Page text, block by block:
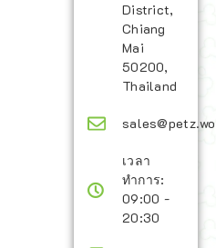
District,
Chiang
Mai
50200,
Thailand
เวลา
ทำการ:
09:00 -
20:30